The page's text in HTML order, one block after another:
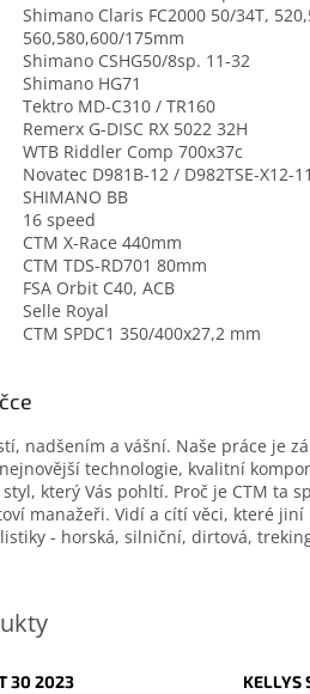
Shimano Claris FC2000 50/34T,
560,580,600/175mm
Shimano CSHG50/8sp. 11-32
Shimano HG71
Tektro MD-C310 / TR160
Remerx G-DISC RX 5022 32H
WTB Riddler Comp 700x37c
Novatec D981B-12 / D982TSE-X12-
SHIMANO BB
16 speed
CTM X-Race 440mm
CTM TDS-RD701 80mm
FSA Orbit C40, ACB
Selle Royal
CTM SPDC1 350/400x27,2 mm
nadšením a vášní. Naše práce je
technologie, kvalitní
který Vás pohltí. Proč je CTM ta
manažeři. Vidí a cítí věci, které
- horská, silniční, dirtová,
30 2023 KELLYS